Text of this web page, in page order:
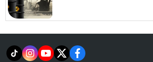
facebook
twitter
youtube
instagram
tiktok